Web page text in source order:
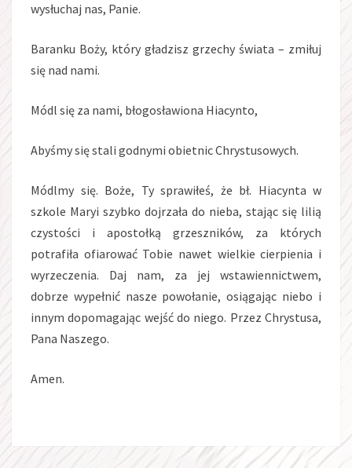
wysłuchaj nas, Panie.
Baranku Boży, który gładzisz grzechy świata – zmiłuj
się nad nami.
Módl się za nami, błogosławiona Hiacynto,
Abyśmy się stali godnymi obietnic Chrystusowych.
Módlmy się. Boże, Ty sprawiłeś, że bł. Hiacynta w
szkole Maryi szybko dojrzała do nieba, stając się lilią
czystości i apostołką grzeszników, za których
potrafiła ofiarować Tobie nawet wielkie cierpienia i
wyrzeczenia. Daj nam, za jej wstawiennictwem,
dobrze wypełnić nasze powołanie, osiągając niebo i
innym dopomagając wejść do niego. Przez Chrystusa,
Pana Naszego.
Amen.